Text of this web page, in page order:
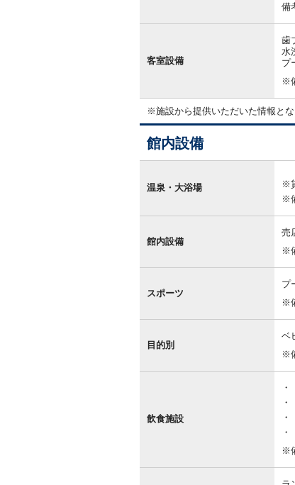
備
客室設備
歯
水
プ
※
※施設から提供いただいた情報と
館内設備
設温泉・大浴場
※
※
館内設備
売
※
スポーツ
プ
※
目的別
ベ
※
飲食施設
※